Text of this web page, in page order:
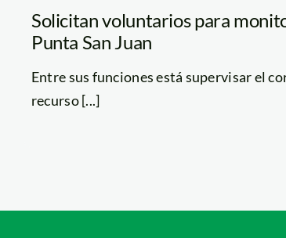
Solicitan voluntarios para
Punta San Juan
Entre sus funciones está supervisar el
recurso [...]